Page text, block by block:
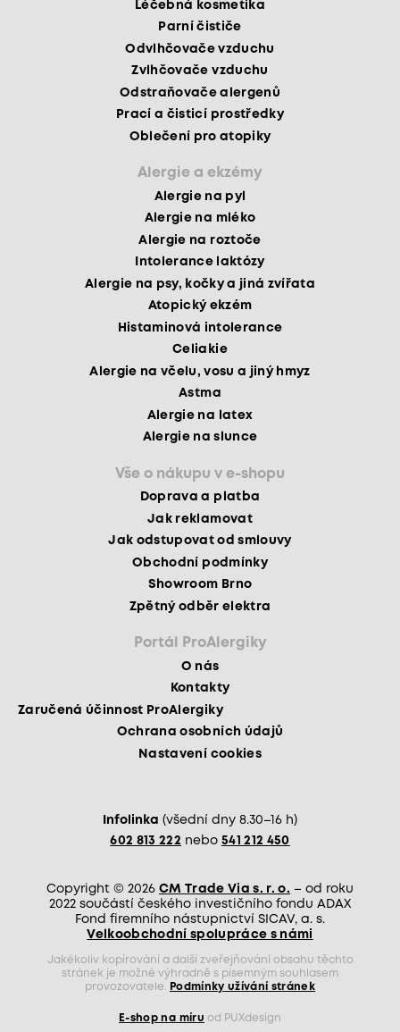
Léčebná kosmetika
Parní čističe
Odvlhčovače vzduchu
Zvlhčovače vzduchu
Odstraňovače alergenů
Prací a čisticí prostředky
Oblečení pro atopiky
Alergie a ekzémy
Alergie na pyl
Alergie na mléko
Alergie na roztoče
Intolerance laktózy
Alergie na psy, kočky a jiná zvířata
Atopický ekzém
Histaminová intolerance
Celiakie
Alergie na včelu, vosu a jiný hmyz
Astma
Alergie na latex
Alergie na slunce
Vše o nákupu v e-shopu
Doprava a platba
Jak reklamovat
Jak odstupovat od smlouvy
Obchodní podmínky
Showroom Brno
Zpětný odběr elektra
Portál ProAlergiky
O nás
Kontakty
Zaručená účinnost ProAlergiky
Ochrana osobních údajů
Nastavení cookies
Infolinka (všední dny 8.30–16 h)
602 813 222 nebo 541 212 450
Copyright © 2026 CM Trade Via s. r. o. – od roku
2022 součástí českého investičního fondu ADAX
Fond firemního nástupnictví SICAV, a. s.
Velkoobchodní spolupráce s námi
Jakékoliv kopírování a další zveřejňování obsahu těchto
stránek je možné výhradně s písemným souhlasem
provozovatele.
Podmínky užívání stránek
E-shop na míru od PUXdesign